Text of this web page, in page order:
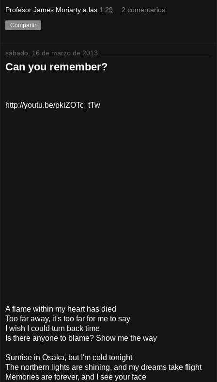
Profesor James Moriarty a las 1:29 2 comentarios:
Compartir
sábado, 16 de marzo de 2013
Can you remember?
http://youtu.be/pkiZOTc_tTw
A flame within my heart has died
Too far away, it's too far for me to say
I wish I could turn back time
Is there anyone to blame? Show me the way
Sunrise in Osaka, but I'm cold tonight
The northern lights are shining, and my dreams take flight
Memories are forever, and I see your face